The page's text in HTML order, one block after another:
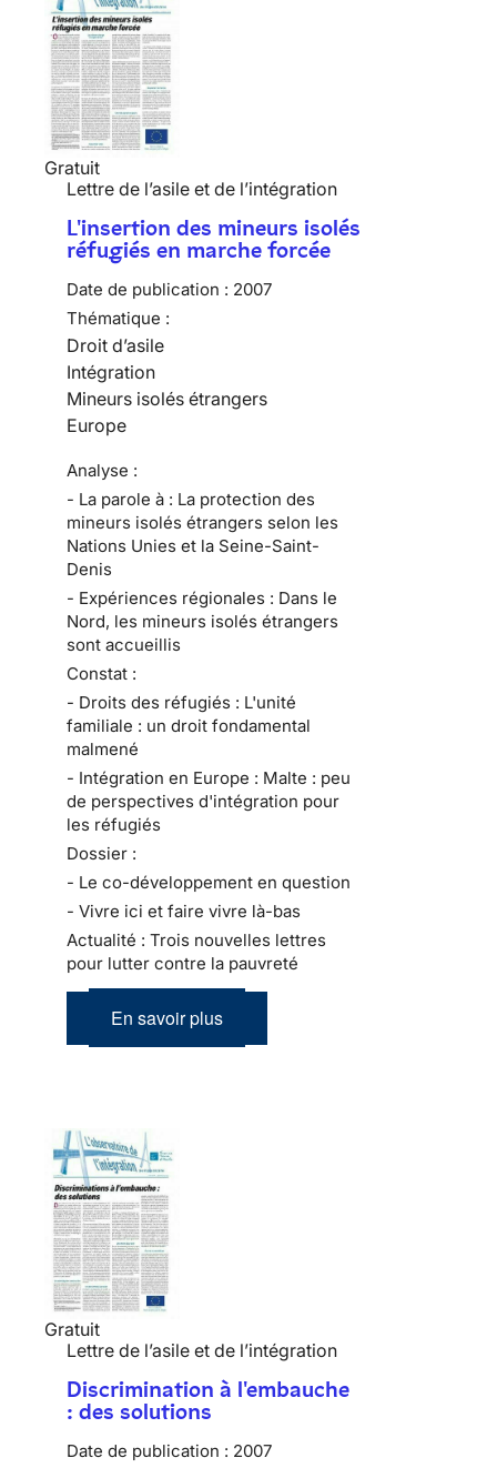
Gratuit
Lettre de l’asile et de l’intégration
L'insertion des mineurs isolés
réfugiés en marche forcée
Date de publication : 2007
Thématique :
Droit d’asile
Intégration
Mineurs isolés étrangers
Europe
Analyse :
- La parole à : La protection des
mineurs isolés étrangers selon les
Nations Unies et la Seine-Saint-
Denis
- Expériences régionales : Dans le
Nord, les mineurs isolés étrangers
sont accueillis
Constat :
- Droits des réfugiés : L'unité
familiale : un droit fondamental
malmené
- Intégration en Europe : Malte : peu
de perspectives d'intégration pour
les réfugiés
Dossier :
- Le co-développement en question
- Vivre ici et faire vivre là-bas
Actualité : Trois nouvelles lettres
pour lutter contre la pauvreté
En savoir plus
Gratuit
Lettre de l’asile et de l’intégration
Discrimination à l'embauche
: des solutions
Date de publication : 2007